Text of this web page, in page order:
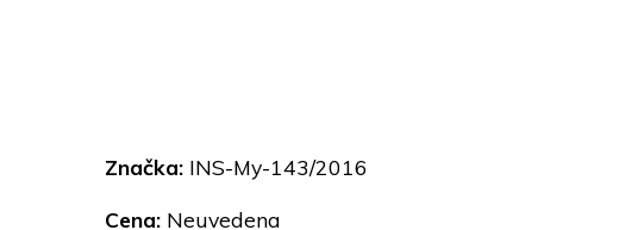
Značka: INS-My-143/2016
Cena: Neuvedena